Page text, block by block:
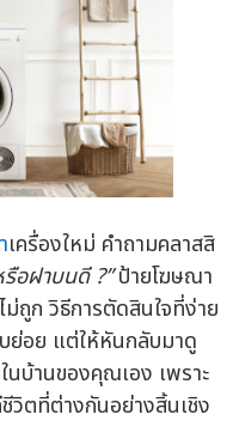
เครื่องใหม่ คำถามคลาสสิ
รือฝาบนดี?”ป้ายโฆษณา
ถูก วิธีการตัดสินใจที่ง่าย
ย่อย แต่ให้หันกลับมาดู
บ้านของคุณเอง เพราะ
วิตที่ต่างกันอย่างสิ้นเชิง